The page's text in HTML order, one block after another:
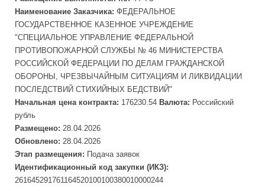
Наименование Заказчика: ФЕДЕРАЛЬНОЕ
ГОСУДАРСТВЕННОЕ КАЗЕННОЕ УЧРЕЖДЕНИЕ
"СПЕЦИАЛЬНОЕ УПРАВЛЕНИЕ ФЕДЕРАЛЬНОЙ
ПРОТИВОПОЖАРНОЙ СЛУЖБЫ № 46 МИНИСТЕРСТВА
РОССИЙСКОЙ ФЕДЕРАЦИИ ПО ДЕЛАМ ГРАЖДАНСКОЙ
ОБОРОНЫ, ЧРЕЗВЫЧАЙНЫМ СИТУАЦИЯМ И ЛИКВИДАЦИИ
ПОСЛЕДСТВИЙ СТИХИЙНЫХ БЕДСТВИЙ"
Начальная цена контракта: 176230.54 Валюта: Российский
рубль
Размещено: 28.04.2026
Обновлено: 28.04.2026
Этап размещения: Подача заявок
Идентификационный код закупки (ИКЗ):
261645291761164520100100380010000244